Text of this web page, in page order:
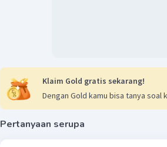
Klaim Gold gratis sekarang!
Dengan Gold kamu bisa tanya soal
Pertanyaan serupa